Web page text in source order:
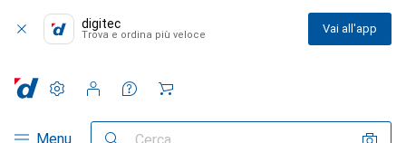
digitec
Trova e ordina più veloce Vai all'app
Categoria Navigazione
Menu Cerca
Impostazioni
Conto cliente
Liste di confronto
Liste dei desideri
Carrello